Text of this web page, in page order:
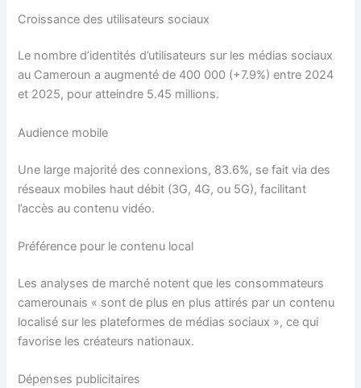
Croissance des utilisateurs sociaux
Le nombre d’identités d’utilisateurs sur les médias sociaux
au Cameroun a augmenté de 400 000 (+7.9%) entre 2024
et 2025, pour atteindre 5.45 millions.
Audience mobile
Une large majorité des connexions, 83.6%, se fait via des
réseaux mobiles haut débit (3G, 4G, ou 5G), facilitant
l’accès au contenu vidéo.
Préférence pour le contenu local
Les analyses de marché notent que les consommateurs
camerounais « sont de plus en plus attirés par un contenu
localisé sur les plateformes de médias sociaux », ce qui
favorise les créateurs nationaux.
Dépenses publicitaires